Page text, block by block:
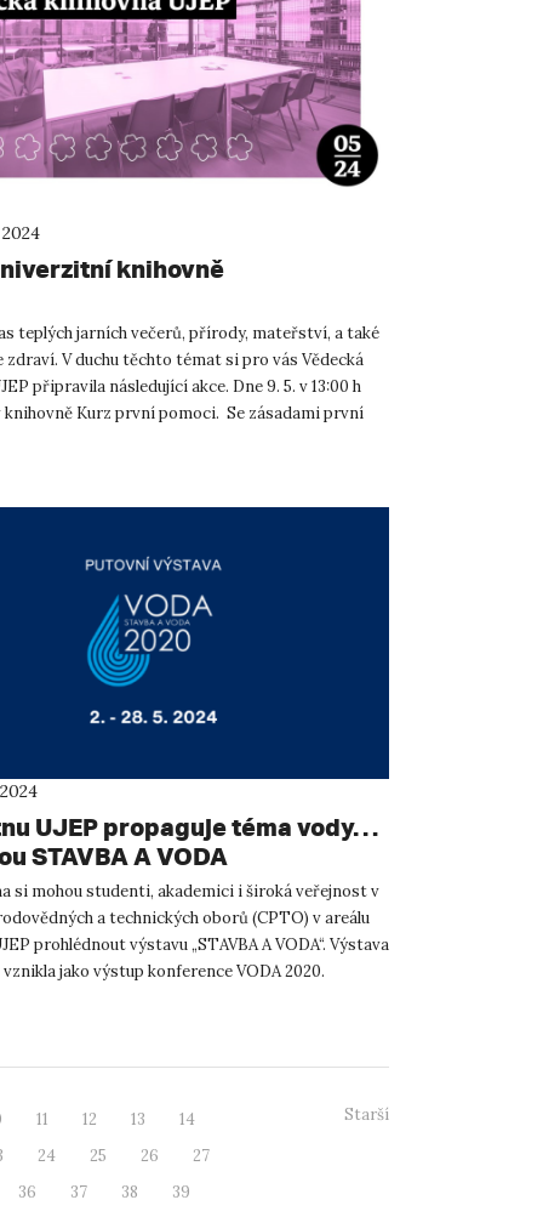
knihovně
teplých jarních večerů, přírody, mateřství, a také
zdraví. V duchu těchto témat si pro vás Vědecká
připravila následující akce. Dne 9. 5. v 13:00 h
knihovně Kurz první pomoci. Se zásadami první
UJEP propaguje téma vody…
STAVBA A VODA
si mohou studenti, akademici i široká veřejnost v
a technických oborů (CPTO) v areálu
prohlédnout výstavu „STAVBA A VODA“. Výstava
jako výstup konference VODA 2020.
11 12 13
14
24 25 26
27
36
37 38
39
Starší